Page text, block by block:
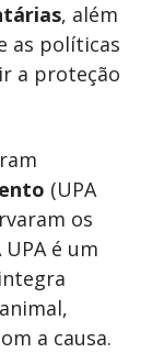
, além
as políticas
a proteção
(UPA
os
é um
a causa.